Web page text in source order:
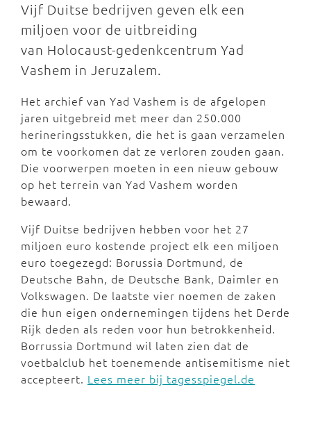
Vijf Duitse bedrijven geven elk een
miljoen voor de uitbreiding
van Holocaust-gedenkcentrum Yad
Vashem in Jeruzalem.
Het archief van Yad Vashem is de afgelopen
jaren uitgebreid met meer dan 250.000
herineringsstukken, die het is gaan verzamelen
om te voorkomen dat ze verloren zouden gaan.
Die voorwerpen moeten in een nieuw gebouw
op het terrein van Yad Vashem worden
bewaard.
Vijf Duitse bedrijven hebben voor het 27
miljoen euro kostende project elk een miljoen
euro toegezegd: Borussia Dortmund, de
Deutsche Bahn, de Deutsche Bank, Daimler en
Volkswagen. De laatste vier noemen de zaken
die hun eigen ondernemingen tijdens het Derde
Rijk deden als reden voor hun betrokkenheid.
Borrussia Dortmund wil laten zien dat de
voetbalclub het toenemende antisemitisme niet
accepteert. Lees meer bij tagesspiegel.de